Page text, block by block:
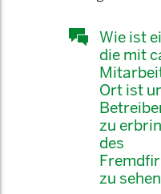
Wie ist
die mit
Ort ist
zu
des
zu